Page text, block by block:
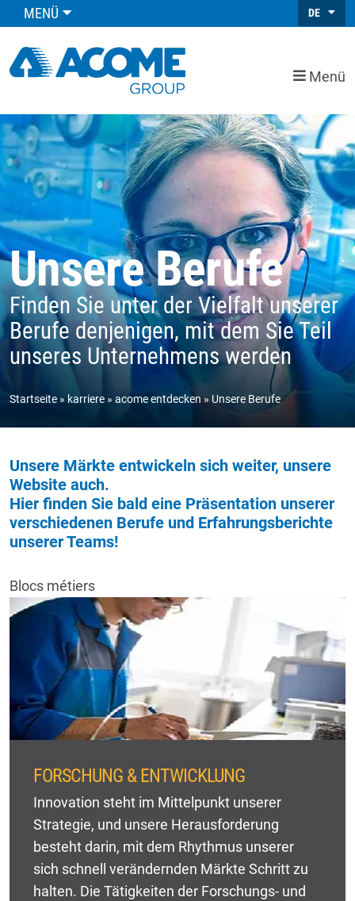
MENÜ DE
Menü
Unsere Berufe
Finden Sie unter der Vielfalt unserer
Berufe denjenigen, mit dem Sie Teil
unseres Unternehmens werden
Startseite karriere acome entdecken Unsere Berufe
Unsere Märkte entwickeln sich weiter, unsere
Website auch.
Hier finden Sie bald eine Präsentation unserer
verschiedenen Berufe und Erfahrungsberichte
unserer Teams!
Blocs métiers
FORSCHUNG & ENTWICKLUNG
Innovation steht im Mittelpunkt unserer
Strategie, und unsere Herausforderung
besteht darin, mit dem Rhythmus unserer
sich schnell verändernden Märkte Schritt zu
halten. Die Tätigkeiten der Forschungs- und